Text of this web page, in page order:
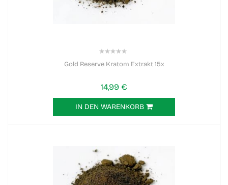
Gold Reserve Kratom Extrakt 15x
14,99 €
IN DEN WARENKORB